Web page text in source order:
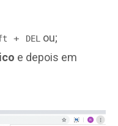
+ DEL
ou;
e depois em